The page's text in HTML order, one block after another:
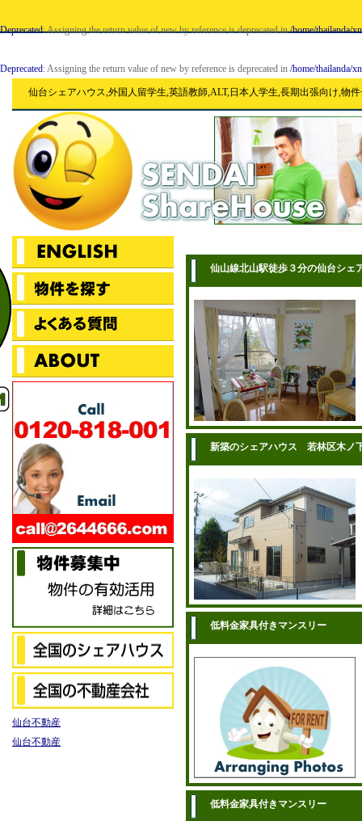
Deprecated: Assigning the return value of new by reference is deprecated in/home/thailanda/
Deprecated: Assigning the return value of new by reference is deprecated in /home/thailanda/
仙台シェアハウス,外国人留学生,英語教師,ALT,日本人学生,長期出張向け,物
仙台不動産
仙台不動産
仙山線北山駅徒歩３分の仙台シ
新築のシェアハウス 若林区木ノ
低料金家具付きマンスリー
低料金家具付きマンスリー